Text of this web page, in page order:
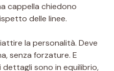
cappella chiedono
delle linee.
la personalità. Deve
senza forzature. E
sono in equilibrio,